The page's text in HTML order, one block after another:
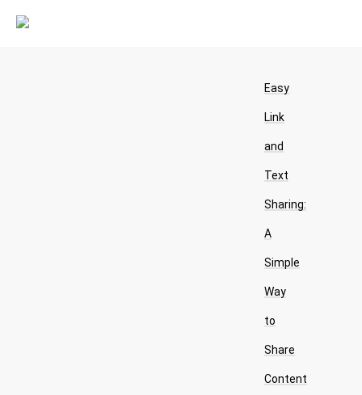
Easy
Link
and
Text
Sharing:
A
Simple
Way
to
Share
Content